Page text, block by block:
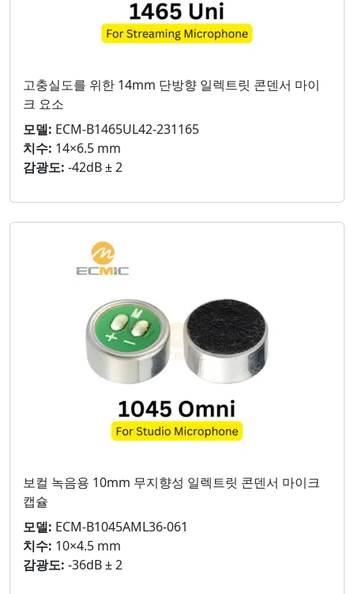
고충실도를 위한 14mm 단방향 일렉트릿 콘덴서 마이
크 요소
모델: ECM-B1465UL42-231165
치수: 14×6.5 mm
감광도: -42dB ± 2
보컬 녹음용 10mm 무지향성 일렉트릿 콘덴서 마이크
캡슐
모델: ECM-B1045AML36-061
치수: 10×4.5 mm
감광도: -36dB ± 2